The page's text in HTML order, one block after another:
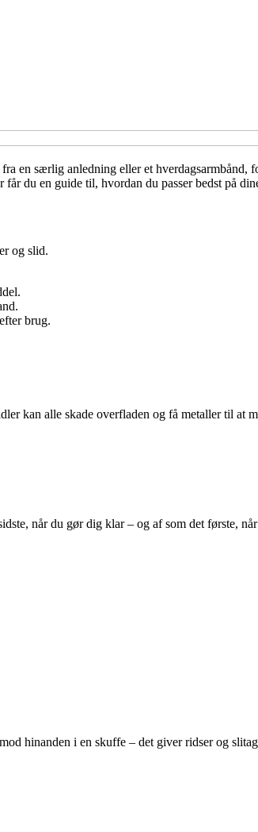
en særlig anledning eller et hverdagsarmbånd,
du en guide til, hvordan du passer bedst på
og slid.
brug.
kan alle skade overfladen og få metaller til at
når du gør dig klar – og af som det første,
hinanden i en skuffe – det giver ridser og